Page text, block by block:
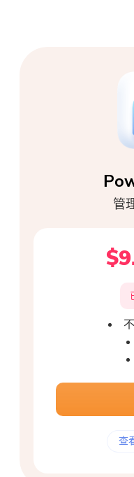
屏幕录影大师
PDF压缩机
免费视频转换器
免费照片压缩机
免费的PDF压缩
管
查